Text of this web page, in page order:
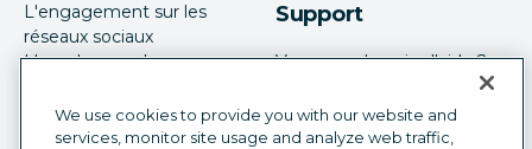
L'engagement sur les
réseaux sociaux
L'employee advocacy:
embassadeurs
Le social media monitoring
Support
Vous avez besoin d'aide ?
Service commercial
We use cookies to provide you with our website and
services, monitor site usage and analyze web traffic,